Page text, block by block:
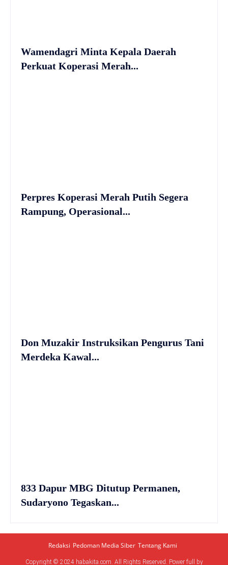
Wamendagri Minta Kepala Daerah
Perkuat Koperasi Merah...
Perpres Koperasi Merah Putih Segera
Rampung, Operasional...
Don Muzakir Instruksikan Pengurus Tani
Merdeka Kawal...
833 Dapur MBG Ditutup Permanen,
Sudaryono Tegaskan...
Copyright © 2024 habakita.com. All Rights Reserved. Power full by
Redaksi Pedoman Media Siber Tentang Kami